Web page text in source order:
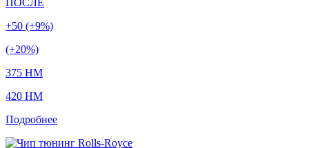
ПОСЛЕ
+50 (+9%)
(+20%)
375 HM
420 HM
Подробнее